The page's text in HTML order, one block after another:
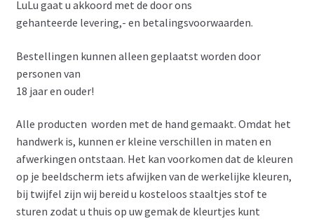
LuLu gaat u akkoord met de door ons
gehanteerde levering,- en betalingsvoorwaarden.
Bestellingen kunnen alleen geplaatst worden door
personen van
18 jaar en ouder!
Alle producten worden met de hand gemaakt. Omdat het
handwerk is, kunnen er kleine verschillen in maten en
afwerkingen ontstaan. Het kan voorkomen dat de kleuren
op je beeldscherm iets afwijken van de werkelijke kleuren,
bij twijfel zijn wij bereid u kosteloos staaltjes stof te
sturen zodat u thuis op uw gemak de kleurtjes kunt